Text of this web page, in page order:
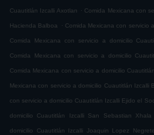
Cuautitlán Izcalli Axotlan . Comida Mexicana con
Hacienda Balboa . Comida Mexicana con servicio
Comida Mexicana con servicio a domicilio
Comida Mexicana con servicio a domicilio
Comida Mexicana con servicio a domicilio
Mexicana con servicio a domicilio Cuautitlán Izcalli
con servicio a domicilio Cuautitlán Izcalli Ejido el
domicilio Cuautitlán Izcalli San Sebastian Xhala
domicilio Cuautitlán Izcalli Joaquin Lopez Negrete